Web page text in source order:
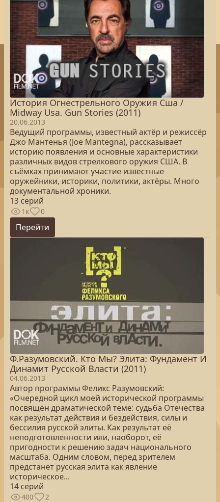
История Огнестрельного Оружия Сша /
Midway Usa. Gun Stories (2011)
20.06.2013
Ведущий программы, известный актёр и режиссёр
Джо Мантенья (Joe Mantegna), рассказывает
историю появления и основные характеристики
различных видов стрелкового оружия США. В
съёмках принимают участие известные
оружейники, историки, политики, актёры. Много
документальной хроники.
13 серий
1к 0
Перейти
Ф.Разумовский. Кто Мы? Элита: Фундамент И
Динамит Русской Власти (2011)
04.06.2013
Автор программы Феликс Разумовский:
«Очередной цикл моей исторической программы
посвящён драматической теме: судьба Отечества
как результат действия и бездействия, силы и
бессилия русской элиты. Как результат её
неподготовленности или, наоборот, её
пригодности к решению задач национального
масштаба. Одним словом, перед зрителем
предстанет русская элита как явление
историческое...
14 серий
400 2